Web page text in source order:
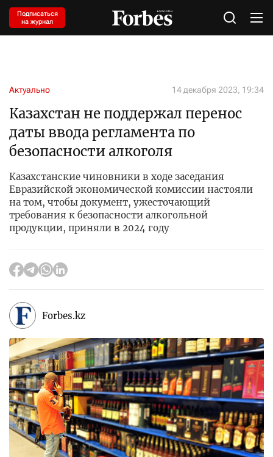
Подписаться
на журнал
Актуально 14 декабря 2023, 19:34
Казахстан не поддержал перенос
даты ввода регламента по
безопасности алкоголя
Казахстанские чиновники в ходе заседания
Евразийской экономической комиссии настояли
на том, чтобы документ, ужесточающий
требования к безопасности алкогольной
продукции, приняли в 2024 году
Forbes.kz